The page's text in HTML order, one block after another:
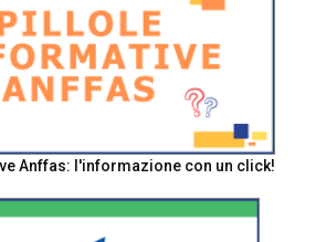
Anffas: l'informazione con un click!